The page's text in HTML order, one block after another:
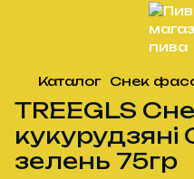
Каталог Снек
TREEGLS
кукурудзяні
зелень 75гр